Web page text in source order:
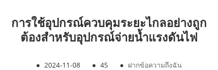
การใช้อุปกรณ์ควบคุมระยะไกลอย่างถูก
ต้องสำหรับอุปกรณ์จ่ายน้ำแรงดันไฟ
● 2024-11-08 ● 45 ● ฝากข้อความถึงฉัน